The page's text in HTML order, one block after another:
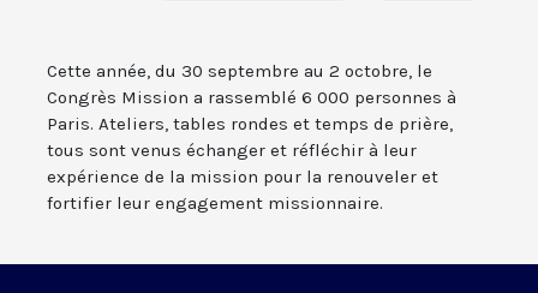
Cette année, du 30 septembre au 2 octobre, le
Congrès Mission a rassemblé 6 000 personnes à
Paris. Ateliers, tables rondes et temps de prière,
tous sont venus échanger et réfléchir à leur
expérience de la mission pour la renouveler et
fortifier leur engagement missionnaire.